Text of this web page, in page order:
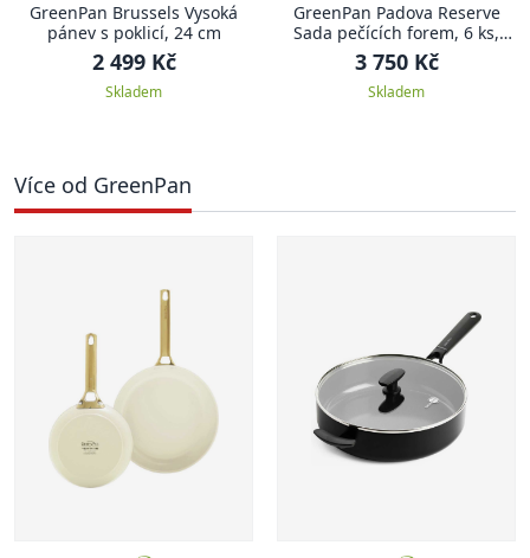
GreenPan Brussels Vysoká
pánev s poklicí, 24 cm
2 499 Kč
Skladem
GreenPan Padova Reserve
Sada pečících forem, 6 ks,
tmavě zelená
3 750 Kč
Skladem
Více od GreenPan